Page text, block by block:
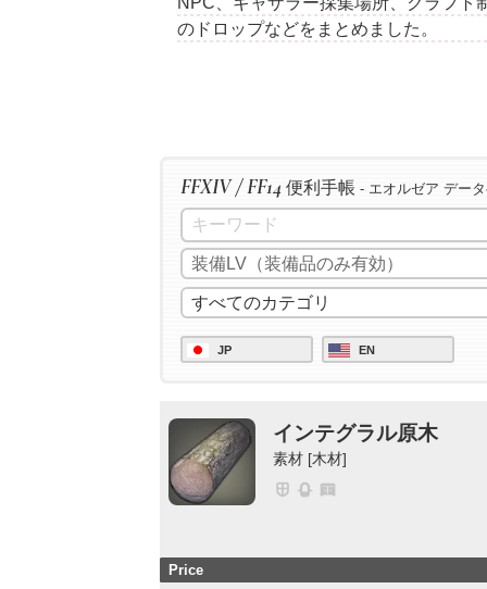
のドロップなどをまとめました。
FFXIV / FF14 便利手帳 - エオルゼア デー
JP EN
インテグラル原木
素材 [木材]
Price